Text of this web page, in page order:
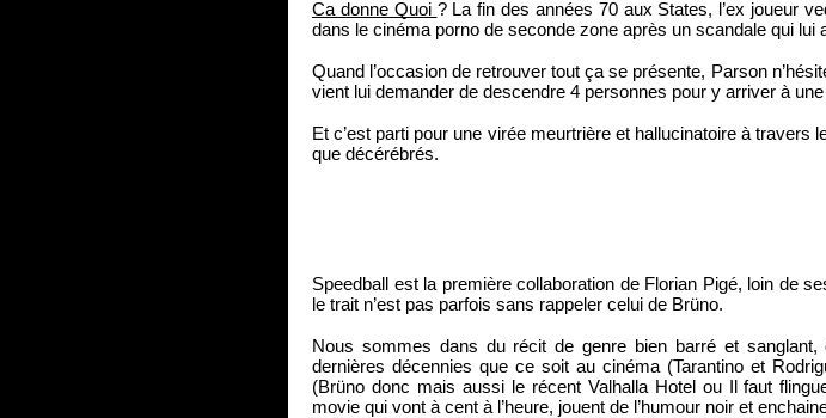
Ca donne Quoi ? La fin des années 70 aux States, l’ex joueur
dans le cinéma porno de seconde zone après un scandale qui
Quand l’occasion de retrouver tout ça se présente, Parson
vient lui demander de descendre 4 personnes pour y arriver à
Et c’est parti pour une virée meurtrière et hallucinatoire à
que décérébrés.
Speedball est la première collaboration de Florian Pigé, loin de
le trait n’est pas parfois sans rappeler celui de Brüno.
Nous sommes dans du récit de genre bien barré et
dernières décennies que ce soit au cinéma (Tarantino et
(Brüno donc mais aussi le récent Valhalla Hotel ou Il faut
movie qui vont à cent à l’heure, jouent de l’humour noir et